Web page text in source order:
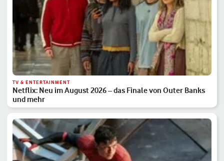
TV & ENTERTAINMENT
Netflix: Neu im August 2026 – das Finale von Outer Banks
und mehr